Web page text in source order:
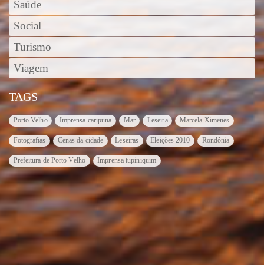
Saúde
Social
Turismo
Viagem
TAGS
Porto Velho Imprensa caripuna Mar Leseira Marcela Ximenes
Fotografias Cenas da cidade Leseiras Eleições 2010 Rondônia
Prefeitura de Porto Velho Imprensa tupiniquim